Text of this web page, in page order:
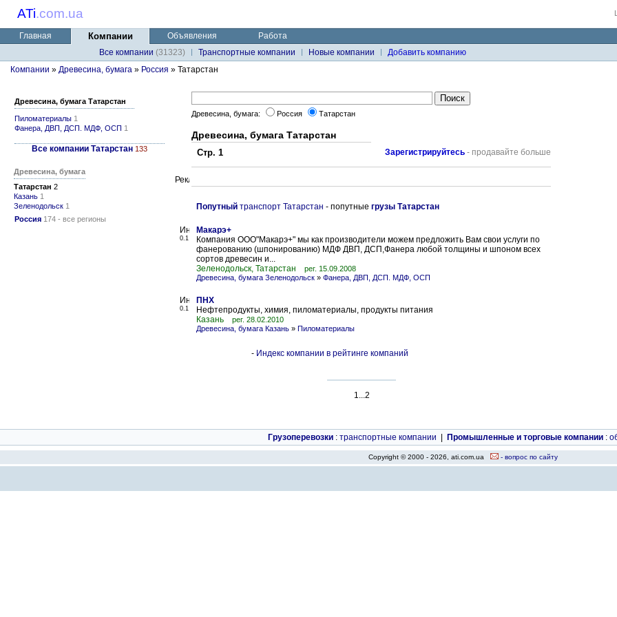
ATi.com.ua
Главная Компании Объявления
Работа
Все компании (31323) Транспортные компании Новые компании
Добавить компанию
Компании » Древесина, бумага » Россия » Татарстан
Древесина, бумага Татарстан
Пиломатериалы 1
Фанера, ДВП, ДСП. МДФ, ОСП 1
Все компании Татарстан 133
Древесина, бумага
Татарстан 2
Казань 1
Зеленодольск 1
Россия 174 - все регионы
Древесина, бумага: Россия Татарстан
Древесина, бумага Татарстан
Стр. 1 Зарегистрируйтесь - продавайте больше
Попутный транспорт Татарстан - попутные грузы Татарстан
0.1
Макарэ+
Компания ООО"Макарэ+" мы как производители можем предложить Вам свои услуги по
фанерованию (шпонированию) МДФ ДВП, ДСП,Фанера любой толщины и шпоном всех
сортов древесин и...
Зеленодольск, Татарстан
рег. 15.09.2008
Древесина, бумага Зеленодольск » Фанера, ДВП, ДСП. МДФ, ОСП
0.1
ПНХ
Нефтепродукты, химия, пиломатериалы, продукты питания
Казань
рег. 28.02.2010
Древесина, бумага Казань » Пиломатериалы
- Индекс компании в рейтинге компаний
1...2
Грузоперевозки : транспортные компании Промышленные и торговые компании :
Copyright © 2000 - 2026, ati.com.ua - вопрос по сайту